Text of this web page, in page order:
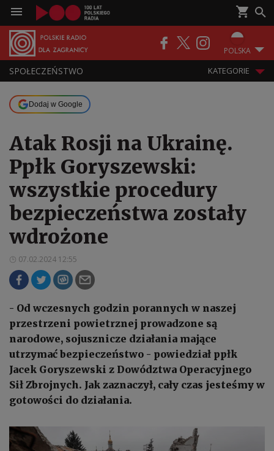
POLSKA
SPOŁECZEŃSTWO KATEGORIE
Dodaj w Google
Atak Rosji na Ukrainę.
Ppłk Goryszewski:
wszystkie procedury
bezpieczeństwa zostały
wdrożone
07.02.2024 12:55
- Od wczesnych godzin porannych w naszej
przestrzeni powietrznej prowadzone są
narodowe, sojusznicze działania mające
utrzymać bezpieczeństwo - powiedział ppłk
Jacek Goryszewski z Dowództwa Operacyjnego
Sił Zbrojnych. Jak zaznaczył, cały czas jesteśmy w
gotowości do działania.